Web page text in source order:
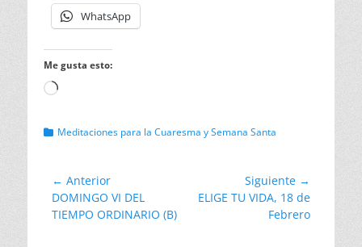
WhatsApp
Me gusta esto:
Cargando...
Categorias
Meditaciones para la Cuaresma y Semana Santa
Navegación
de
entradas
← Anterior
Entrada
anterior:
DOMINGO VI DEL
TIEMPO ORDINARIO (B)
Siguiente →
Entrada
ELIGE TU VIDA, 18 de
Febrero